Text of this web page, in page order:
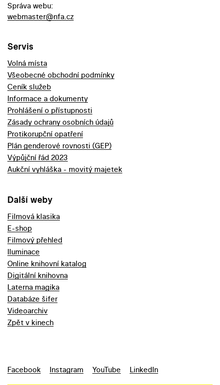
Správa webu:
webmaster@nfa.cz
Servis
Volná místa
Všeobecné obchodní podmínky
Ceník služeb
Informace a dokumenty
Prohlášení o přístupnosti
Zásady ochrany osobních údajů
Protikorupční opatření
Plán genderové rovnosti (GEP)
Výpůjční řád 2023
Aukční vyhláška - movitý majetek
Další weby
Filmová klasika
E-shop
Filmový přehled
Iluminace
Online knihovní katalog
Digitální knihovna
Laterna magika
Databáze šifer
Videoarchiv
Zpět v kinech
Facebook Instagram YouTube LinkedIn